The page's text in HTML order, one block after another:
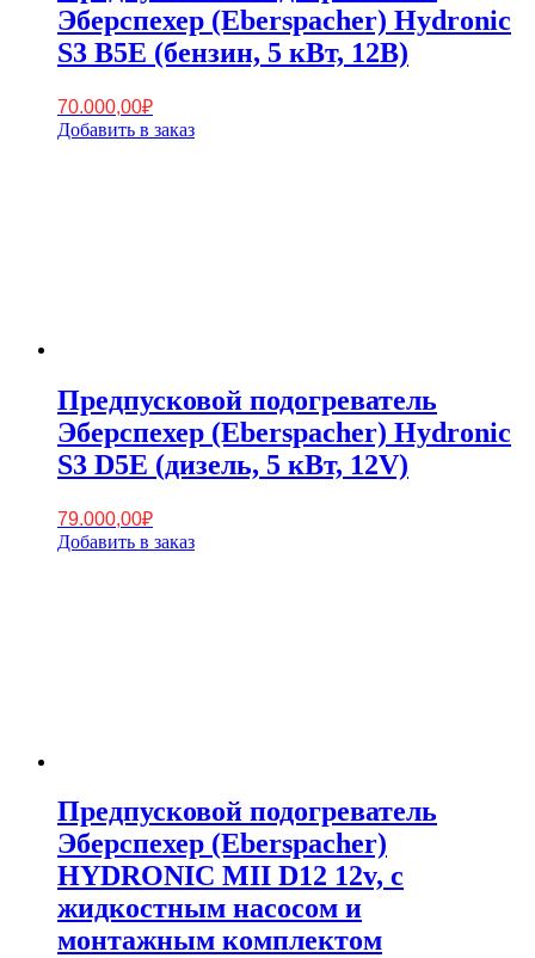
Эберспехер (Eberspacher) Hydronic
S3 B5E (бензин, 5 кВт, 12В)
70.000,00₽
Добавить в заказ
Предпусковой подогреватель
Эберспехер (Eberspacher) Hydronic
S3 D5E (дизель, 5 кВт, 12V)
79.000,00₽
Добавить в заказ
Предпусковой подогреватель
Эберспехер (Eberspacher)
HYDRONIC MII D12 12v, с
жидкостным насосом и
монтажным комплектом